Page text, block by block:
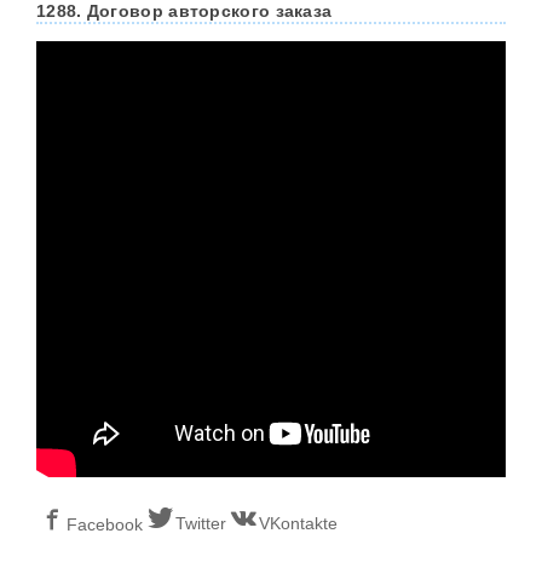
1288. Договор авторского заказа
Facebook Twitter VKontakte